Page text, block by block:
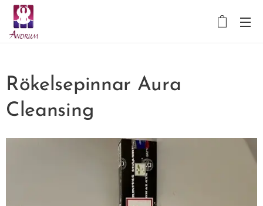
Rökelsepinnar Aura
Cleansing